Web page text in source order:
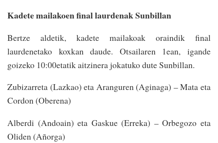
Kadete mailakoen final laurdenak Sunbillan
Bertze aldetik, kadete mailakoak oraindik final
laurdenetako koxkan daude. Otsailaren 1ean, igande
goizeko 10:00etatik aitzinera jokatuko dute Sunbillan.
Zubizarreta (Lazkao) eta Aranguren (Aginaga) – Mata eta
Cordon (Oberena)
Alberdi (Andoain) eta Gaskue (Erreka) – Orbegozo eta
Oliden (Añorga)